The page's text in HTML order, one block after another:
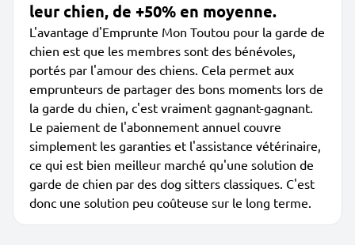
leur chien, de +50% en moyenne.
L'avantage d'Emprunte Mon Toutou pour la garde de
chien est que les membres sont des bénévoles,
portés par l'amour des chiens. Cela permet aux
emprunteurs de partager des bons moments lors de
la garde du chien, c'est vraiment gagnant-gagnant.
Le paiement de l'abonnement annuel couvre
simplement les garanties et l'assistance vétérinaire,
ce qui est bien meilleur marché qu'une solution de
garde de chien par des dog sitters classiques. C'est
donc une solution peu coûteuse sur le long terme.